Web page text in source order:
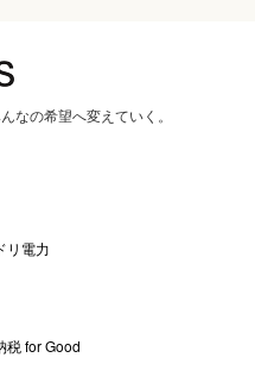
なの希望へ変えていく。
リ電力
税 for Good